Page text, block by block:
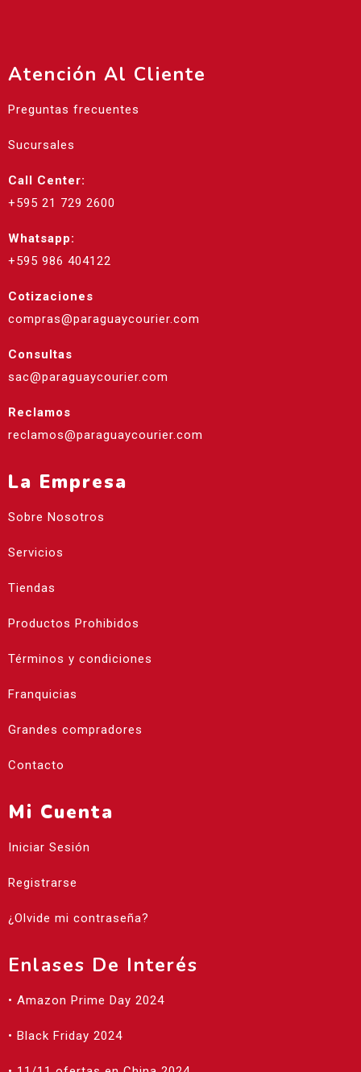
Atención Al Cliente
Preguntas frecuentes
Sucursales
Call Center:
+595 21 729 2600
Whatsapp:
+595 986 404122
Cotizaciones
compras@paraguaycourier.com
Consultas
sac@paraguaycourier.com
Reclamos
reclamos@paraguaycourier.com
La Empresa
Sobre Nosotros
Servicios
Tiendas
Productos Prohibidos
Términos y condiciones
Franquicias
Grandes compradores
Contacto
Mi Cuenta
Iniciar Sesión
Registrarse
¿Olvide mi contraseña?
Enlases De Interés
• Amazon Prime Day 2024
• Black Friday 2024